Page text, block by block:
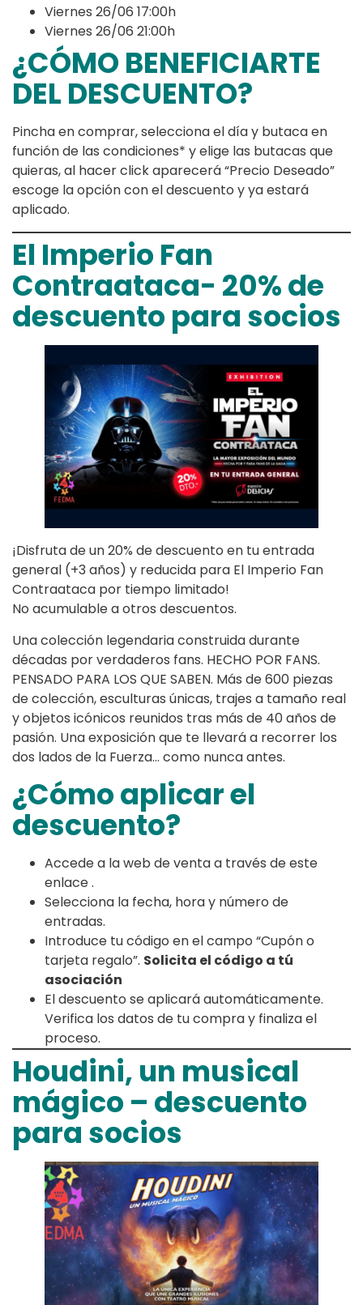
Viernes 26/06 17:00h
Viernes 26/06 21:00h
¿CÓMO BENEFICIARTE
DEL DESCUENTO?
Pincha en comprar, selecciona el día y butaca en
función de las condiciones* y elige las butacas que
quieras, al hacer click aparecerá “Precio Deseado”
escoge la opción con el descuento y ya estará
aplicado.
El Imperio Fan
Contraataca- 20% de
descuento para socios
¡Disfruta de un 20% de descuento en tu entrada
general (+3 años) y reducida para El Imperio Fan
Contraataca por tiempo limitado!
No acumulable a otros descuentos.
Una colección legendaria construida durante
décadas por verdaderos fans. HECHO POR FANS.
PENSADO PARA LOS QUE SABEN. Más de 600 piezas
de colección, esculturas únicas, trajes a tamaño real
y objetos icónicos reunidos tras más de 40 años de
pasión. Una exposición que te llevará a recorrer los
dos lados de la Fuerza… como nunca antes.
¿Cómo aplicar el
descuento?
Accede a la web de venta a través de este
enlace .
Selecciona la fecha, hora y número de
entradas.
Introduce tu código en el campo “Cupón o
tarjeta regalo”. Solicita el código a tú
asociación
El descuento se aplicará automáticamente.
Verifica los datos de tu compra y finaliza el
proceso.
Houdini, un musical
mágico – descuento
para socios